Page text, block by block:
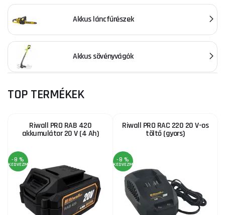
Akkus láncfűrészek
Akkus sövényvágók
TOP TERMÉKEK
Riwall PRO RAB 420
akkumulátor 20 V (4 Ah)
-8 %
KEDVEZMÉNY
Riwall PRO RAC 220 20 V-os
töltő (gyors)
-8 %
KEDVEZMÉNY